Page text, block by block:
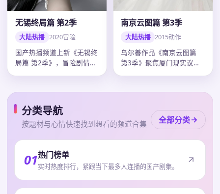
无锡终局篇 第2季
大陆热播 2020冒险
国产热播频道上新《无锡终
局篇 第2季》，冒险剧情紧
南京云图篇 第3季
大陆热播 2015动作
乌尔善作品《南京云图篇
第3季》聚焦厦门现实议
分类导航
按题材与心情快速找到想看的频道合集 全部分类
01热门榜单
实时热度排行，紧跟当下最多人连播的国产剧集。